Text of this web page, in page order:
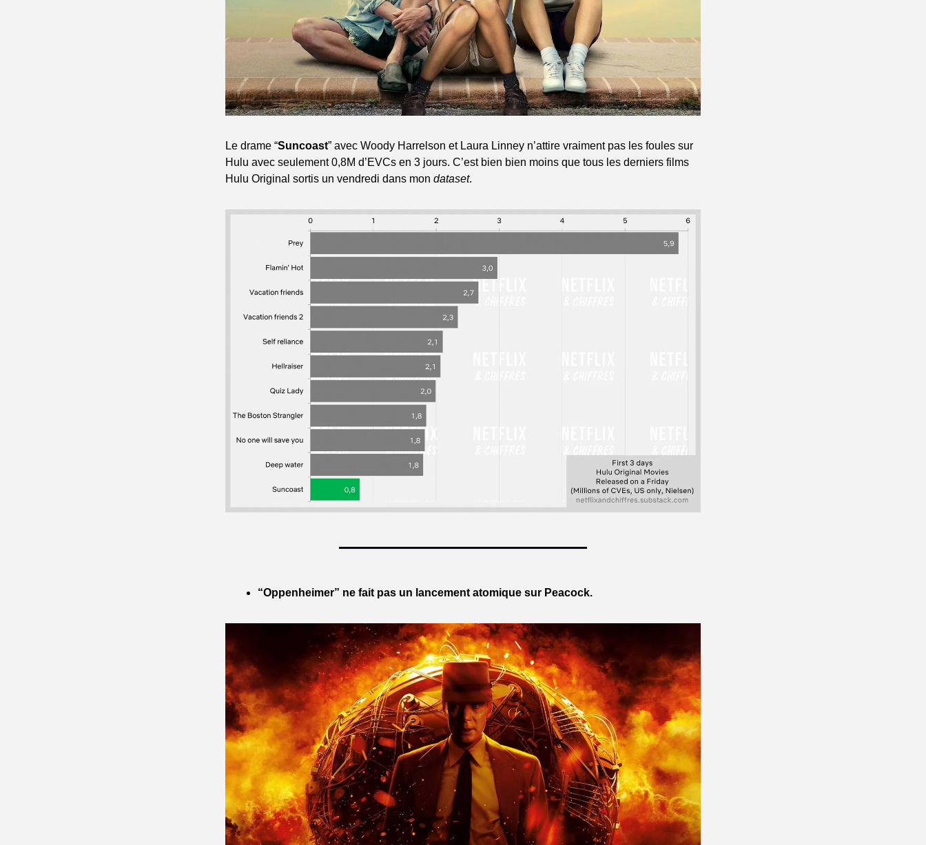
Le drame “Suncoast” avec Woody Harrelson et Laura Linney n’attire vraiment pas les foules sur
Hulu avec seulement 0,8M d’EVCs en 3 jours. C’est bien bien moins que tous les derniers films
Hulu Original sortis un vendredi dans mon dataset.
“Oppenheimer” ne fait pas un lancement atomique sur Peacock.